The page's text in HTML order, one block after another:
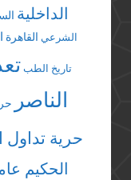
الداخلية
الشرعي القاهرة
تاريخ الطب
الناصر
حرية تداول
الحكيم